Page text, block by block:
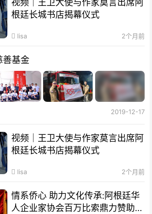
根廷长城书店揭幕仪式
lisa 2个月前
善基金
2019-12-17
视频｜王卫大使与作家莫言出席阿
根廷长城书店揭幕仪式
lisa 2个月前
情系侨心 助力文化传承:阿根廷华
人企业家协会百万比索鼎力赞助水